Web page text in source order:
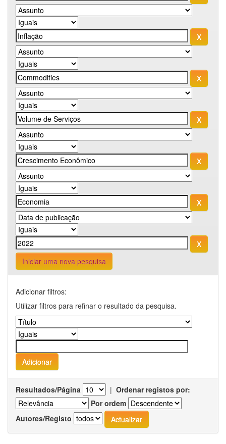
Iniciar uma nova pesquisa
Adicionar filtros:
Utilizar filtros para refinar o resultado da pesquisa.
Resultados/Página | Ordenar registos por:
Por ordem
Autores/Registo